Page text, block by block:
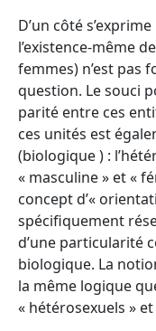
D’un côté
l’existence-même
femmes) n’est pas
question. Le souci
parité entre ces
ces unités est
(biologique ) :
« masculine » et «
concept d’«
spécifiquement
d’une particularité
biologique. La
la même logique
« hétérosexuels »